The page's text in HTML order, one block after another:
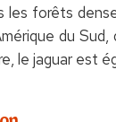
les forêts
du Sud,
le jaguar est